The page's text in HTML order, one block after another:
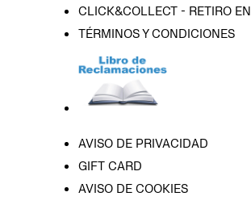
CLICK&COLLECT - RETIRO
TÉRMINOS Y CONDICIONES
AVISO DE PRIVACIDAD
GIFT CARD
AVISO DE COOKIES